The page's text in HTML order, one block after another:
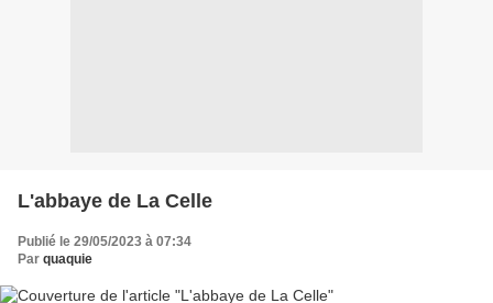
L'abbaye de La Celle
Publié le 29/05/2023 à 07:34
Par quaquie